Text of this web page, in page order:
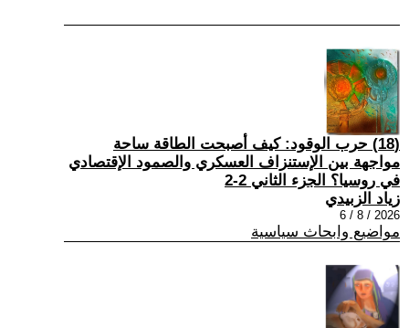
(18) حرب الوقود: كيف أصبحت الطاقة ساحة
مواجهة بين الإستنزاف العسكري والصمود الإقتصادي
في روسيا؟ الجزء الثاني 2-2
زياد الزبيدي
2026 / 8 / 6
مواضيع وابحاث سياسية